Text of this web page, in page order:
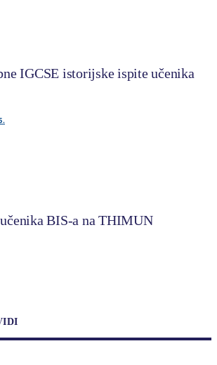
IGCSE istorijske ispite učenika
BIS-a na THIMUN